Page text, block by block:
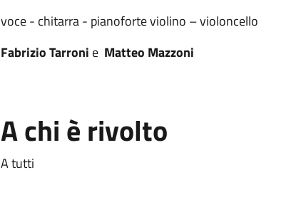
voce - chitarra - pianoforte violino – violoncello
Fabrizio Tarroni e Matteo Mazzoni
A chi è rivolto
A tutti